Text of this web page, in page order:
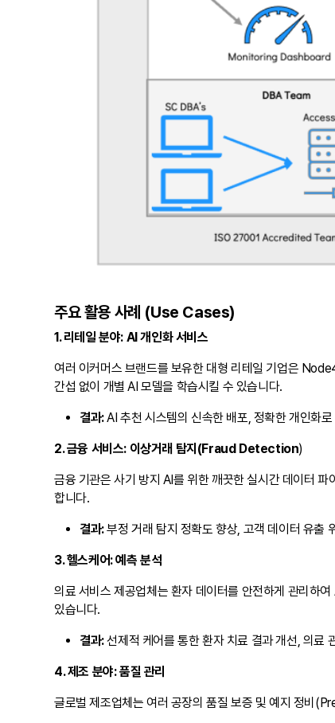
주요 활용 사례 (Use Cases)
1. 리테일 분야: AI 개인화 서비스
여러 이커머스 브랜드를 보유한 대형 리테일 기업은
간섭 없이 개별 AI 모델을 학습시킬 수 있습니다.
결과:AI 추천 시스템의 신속한 배포, 정확한 개인화
2. 금융 서비스: 이상거래 탐지(Fraud Detection)
금융 기관은 사기 방지 AI를 위한 깨끗한 실시간 데이터
합니다.
결과:부정 거래 탐지 정확도 향상, 고객 데이터 유출
3. 헬스케어: 예측 분석
의료 서비스 제공업체는 환자 데이터를 안전하게 관리하
있습니다.
결과:선제적 케어를 통한 환자 치료 결과 개선, 의료
4. 제조 분야: 품질 관리
글로벌 제조업체는 여러 공장의 품질 보증 및 예지 정비